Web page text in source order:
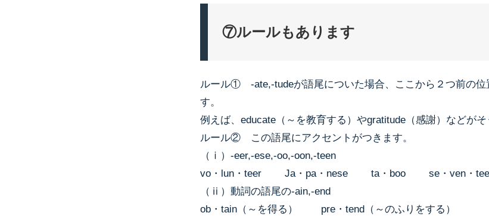
⑦ルールもあります
ルール① -ate,-tudeが語尾についた場合、ここから２つ前の位
す。
例えば、educate（～を教育する）やgratitude（感謝）などがそ
ルール② この語尾にアクセントがつきます。
（ⅰ）-eer,-ese,-oo,-oon,-teen
vo・lun・teer Ja・pa・nese ta・boo se・ven・
（ⅱ）動詞の語尾の-ain,-end
ob・tain（～を得る） pre・tend（～のふりをする）